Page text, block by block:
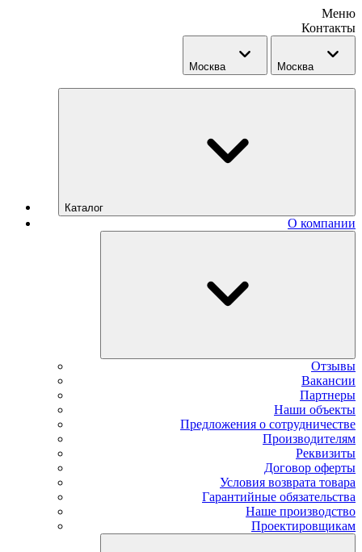
Меню
Контакты
Москва Москва
Каталог
О компании
Отзывы
Вакансии
Партнеры
Наши объекты
Предложения о сотрудничестве
Производителям
Реквизиты
Договор оферты
Условия возврата товара
Гарантийные обязательства
Наше производство
Проектировщикам